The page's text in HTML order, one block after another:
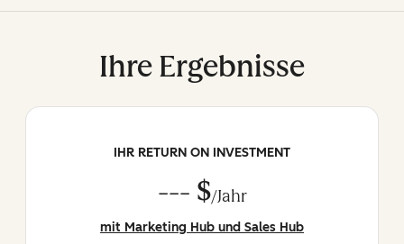
Ihre Ergebnisse
IHR RETURN ON INVESTMENT
--- $/Jahr
mit Marketing Hub und Sales Hub